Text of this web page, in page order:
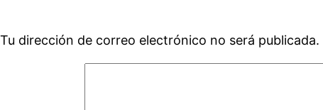
Tu dirección de correo electrónico no será publicada.